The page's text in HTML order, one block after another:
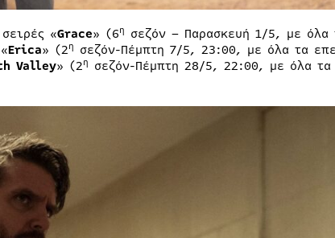
«Grace» (6η σεζόν – Παρασκευή 1/5, με όλα
Erica» (2η σεζόν-Πέμπτη 7/5, 23:00, με όλα τα
Valley» (2η σεζόν-Πέμπτη 28/5, 22:00, με όλα τα